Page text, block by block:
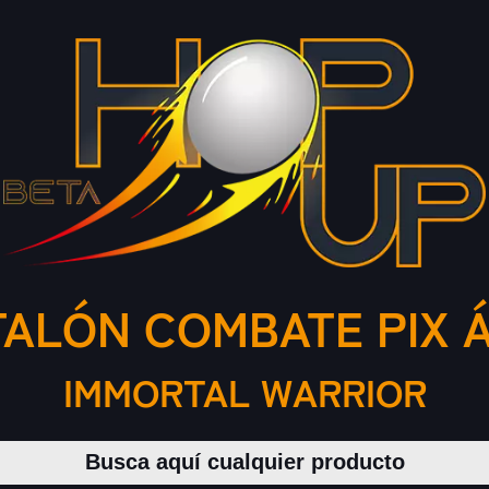
COMBATE PIX
IMMORTAL WARRIOR
Buscar productos